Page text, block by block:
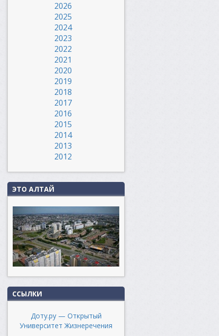
2026
2025
2024
2023
2022
2021
2020
2019
2018
2017
2016
2015
2014
2013
2012
ЭТО АЛТАЙ
ССЫЛКИ
Доту.ру — Открытый
Университет Жизнеречения